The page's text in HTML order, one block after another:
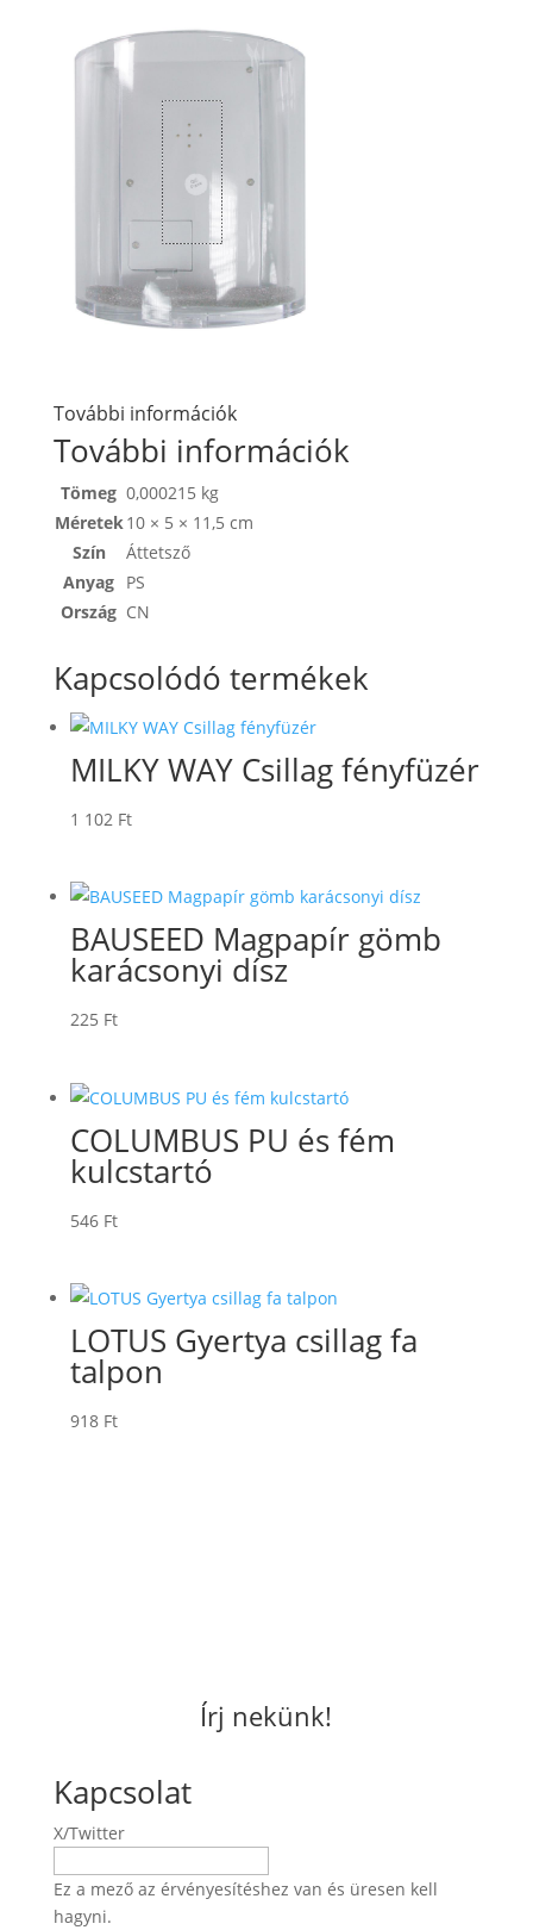
További információk
További információk
Tömeg 0,000215 kg
Méretek 10 × 5 × 11,5 cm
Szín
Áttetsző
Anyag PS
Ország CN
Kapcsolódó termékek
MILKY WAY Csillag fényfüzér
1 102 Ft
BAUSEED Magpapír gömb
karácsonyi dísz
225 Ft
COLUMBUS PU és fém
kulcstartó
546 Ft
LOTUS Gyertya csillag fa
talpon
918 Ft
Írj nekünk!
Kapcsolat
X/Twitter
Ez a mező az érvényesítéshez van és üresen kell
hagyni.